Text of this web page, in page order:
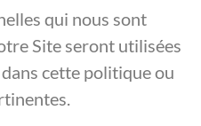
qui nous sont
Site seront utilisées
cette politique ou